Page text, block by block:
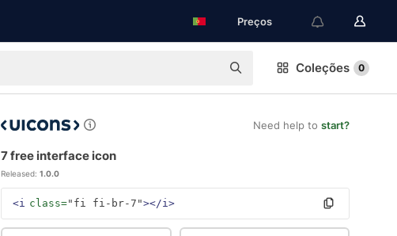
Preços
Coleções 0
Need help to start?
7 free interface icon
Released: 1.0.0
<i class="fi fi-br-7"></i>